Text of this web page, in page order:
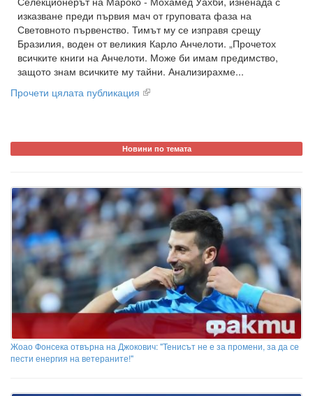
изказване преди първия мач от груповата фаза на
Световното първенство. Тимът му се изправя срещу
Бразилия, воден от великия Карло Анчелоти. „Прочетох
всичките книги на Анчелоти. Може би имам предимство,
защото знам всичките му тайни. Анализирахме...
Прочети цялата публикация
Новини по темата
Жоао Фонсека отвърна на Джокович: "Тенисът не е за промени, за да се
пести енергия на ветераните!"